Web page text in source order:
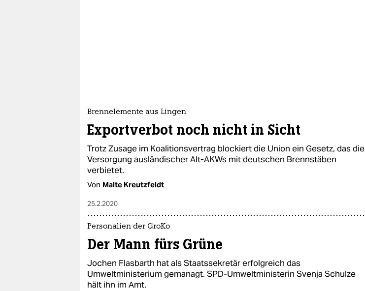
Brennelemente aus Lingen
Exportverbot noch nicht in Sicht
Trotz Zusage im Koalitionsvertrag blockiert die Union ein Gesetz, das die
Versorgung ausländischer Alt-AKWs mit deutschen Brennstäben
verbietet.
Von Malte Kreutzfeldt
25.2.2020
Personalien der GroKo
Der Mann fürs Grüne
Jochen Flasbarth hat als Staatssekretär erfolgreich das
Umweltministerium gemanagt. SPD-Umweltministerin Svenja Schulze
hält ihn im Amt.